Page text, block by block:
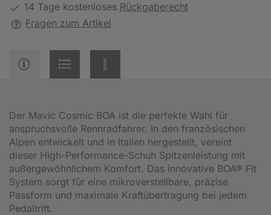
14 Tage kostenloses Rückgaberecht
Fragen zum Artikel
Der Mavic Cosmic BOA ist die perfekte Wahl für
anspruchsvolle Rennradfahrer. In den französischen
Alpen entwickelt und in Italien hergestellt, vereint
dieser High-Performance-Schuh Spitzenleistung mit
außergewöhnlichem Komfort. Das innovative BOA® Fit
System sorgt für eine mikroverstellbare, präzise
Passform und maximale Kraftübertragung bei jedem
Pedaltritt.